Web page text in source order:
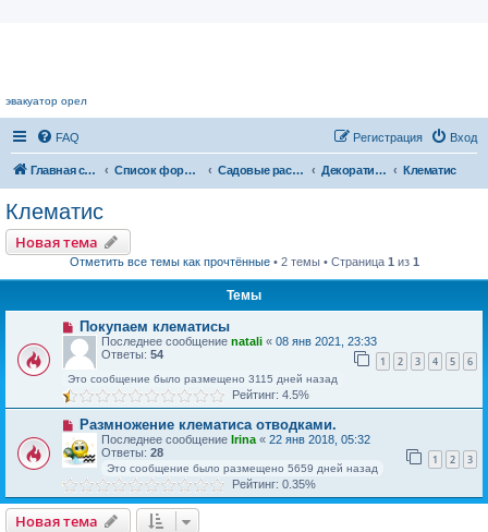
эвакуатор орел
FAQ Вход
Регистрация
Главная страница Список форумов Садовые растения Декоративные кустарники Клематис
Клематис
Новая тема
Отметить все темы как прочтённые• 2 темы • Страница 1 из 1
Темы
Покупаем клематисы
Последнее сообщение natali « 08 янв 2021, 23:33
Ответы: 54 1 2 3 4 5 6
Это сообщение было размещено 3115 дней назад
Рейтинг: 4.5%
Размножение клематиса отводками.
Последнее сообщение Irina « 22 янв 2018, 05:32
Ответы: 28 1 2 3
Это сообщение было размещено 5659 дней назад
Рейтинг: 0.35%
Новая тема